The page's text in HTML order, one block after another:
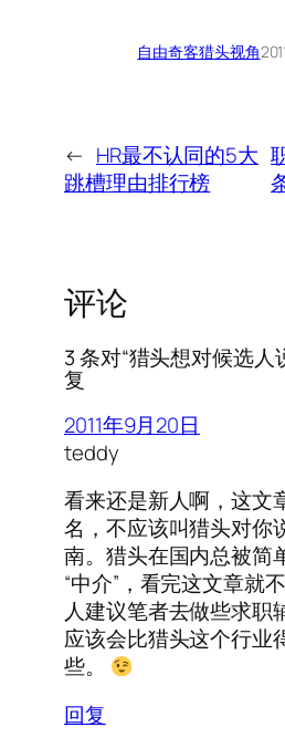
自由奇客猎头视角
← HR最不认同的5大
跳槽理由排行榜
评论
3 条对“猎头想对候选人
复
2011年9月20日
teddy
看来还是新人啊，这文
名，不应该叫猎头对你
南。猎头在国内总被简
“中介”，看完这文章就
人建议笔者去做些求职
应该会比猎头这个行业
些。
回复